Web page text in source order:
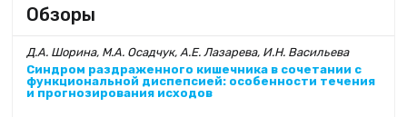
Обзоры
Д.А. Шорина, М.А. Осадчук, А.Е. Лазарева, И.Н. Васильева
Синдром раздраженного кишечника в сочетании с
функциональной диспепсией: особенности течения
и прогнозирования исходов